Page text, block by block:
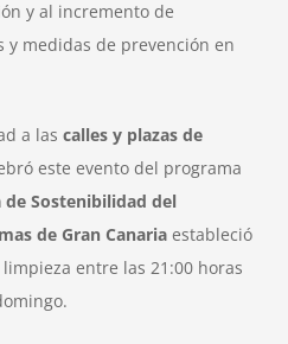
y al incremento de
medidas de prevención en
a las calles y plazas de
este evento del programa
de Sostenibilidad del
de Gran Canaria estableció
entre las 21:00 horas